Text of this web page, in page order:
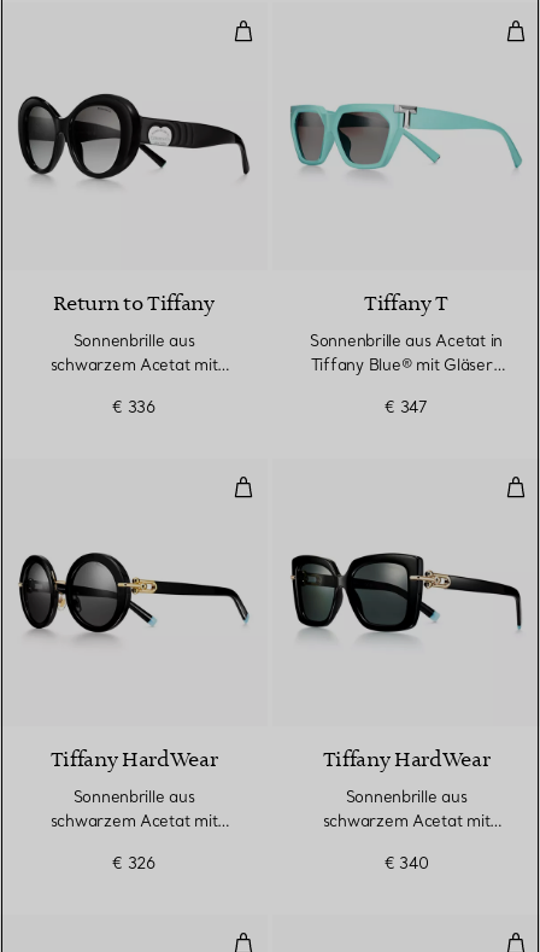
Sonnenbrille aus schwarzem
Return to Tiffany
Sonnenbrille aus
schwarzem Acetat mit
€ 336
Tiffany T
Sonnenbrille aus Acetat in
Tiffany Blue® mit Gläsern
€ 347
Sonnenbrille aus schwarzem
Tiffany HardWear
Sonnenbrille aus
schwarzem Acetat mit
€ 326
Tiffany HardWear
Sonnenbrille aus
schwarzem Acetat mit
€ 340
Sonnenbrille aus schwarzem